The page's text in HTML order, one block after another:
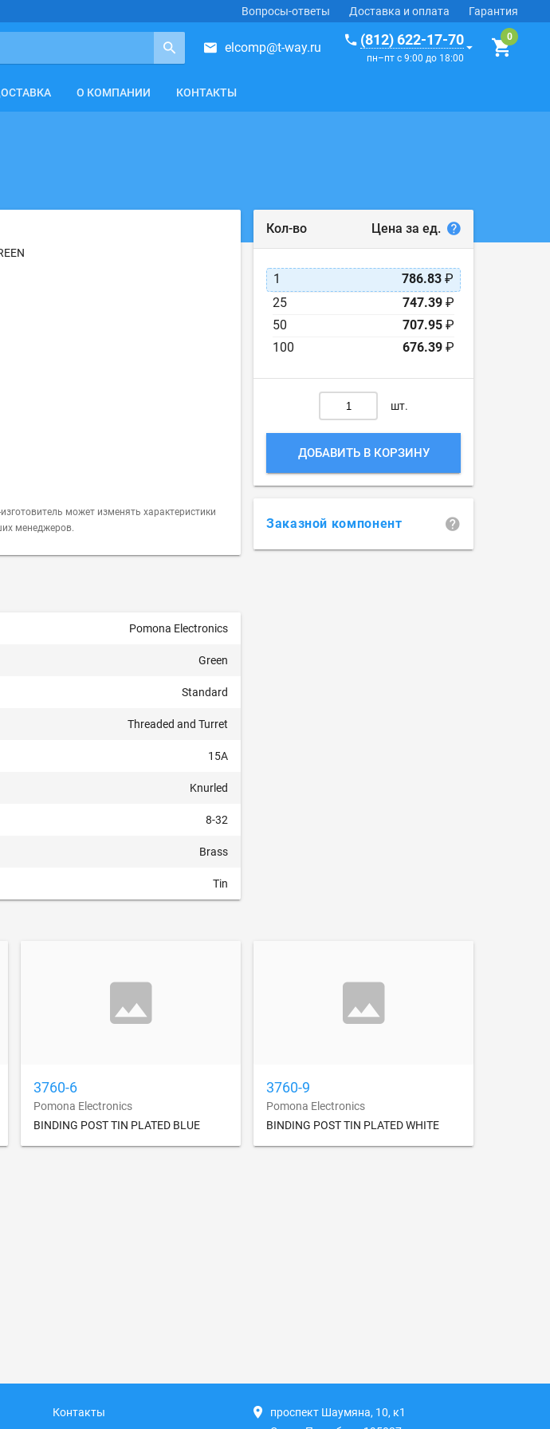
Вопросы-ответы Доставка и оплата Гарантия
elcomp@t-way.ru (812) 622-17-70
пн–пт с 9:00 до 18:00
О КОМПАНИИ КОНТАКТЫ
может изменять характеристики
менеджеров.
Pomona Electronics
Green
Standard
Threaded and Turret
15A
Knurled
8-32
Brass
Tin
Кол-во Цена за ед.
1 786.83 ₽
25
747.39 ₽
50
707.95 ₽
100
676.39 ₽
шт.
ДОБАВИТЬ В КОРЗИНУ
Заказной компонент
3760-6
Pomona Electronics
BINDING POST TIN PLATED BLUE
3760-9
Pomona Electronics
BINDING POST TIN PLATED WHITE
Контакты
проспект Шаумяна, 10, к1